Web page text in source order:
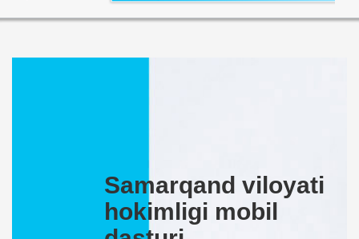
Samarqand viloyati
hokimligi mobil